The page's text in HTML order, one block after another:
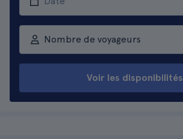
Nombre de voyageurs
Voir les disponibilités